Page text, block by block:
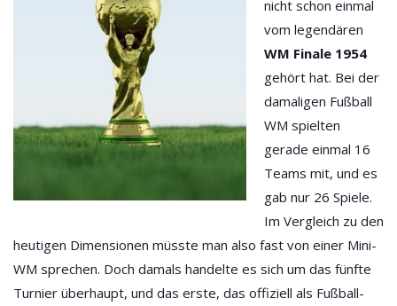
nicht schon einmal
vom legendären
WM Finale 1954
gehört hat. Bei der
damaligen Fußball
WM spielten
gerade einmal 16
Teams mit, und es
gab nur 26 Spiele.
Im Vergleich zu den
heutigen Dimensionen müsste man also fast von einer Mini-
WM sprechen. Doch damals handelte es sich um das fünfte
Turnier überhaupt, und das erste, das offiziell als Fußball-